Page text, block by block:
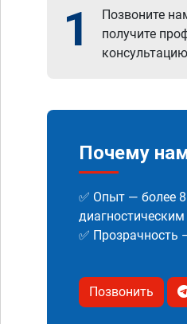
1 Позвоните
получите
Почему
✅ Опыт — более
✅ Прозрачность
Позвонить